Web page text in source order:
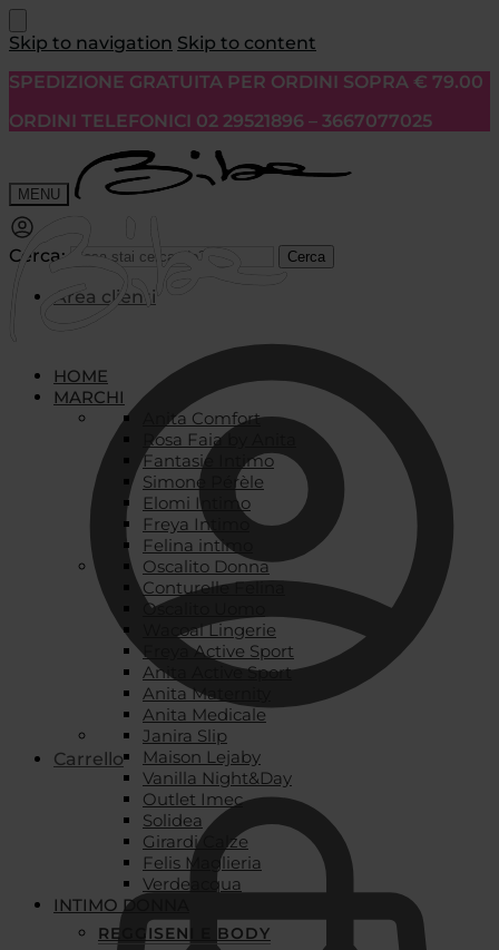
Skip to navigation Skip to content
SPEDIZIONE GRATUITA PER ORDINI SOPRA € 79.00
ORDINI TELEFONICI 02 29521896 – 3667077025
MENU
Cerca: Cerca
Area clienti
Carrello
HOME
MARCHI
Anita Comfort
Rosa Faia by Anita
Fantasie Intimo
Simone Pérèle
Elomi Intimo
Freya Intimo
Felina intimo
Oscalito Donna
Conturelle Felina
Oscalito Uomo
Wacoal Lingerie
Freya Active Sport
Anita Active Sport
Anita Maternity
Anita Medicale
Janira Slip
Maison Lejaby
Vanilla Night&Day
Outlet Imec
Solidea
Girardi Calze
Felis Maglieria
Verdeacqua
INTIMO DONNA
REGGISENI E BODY